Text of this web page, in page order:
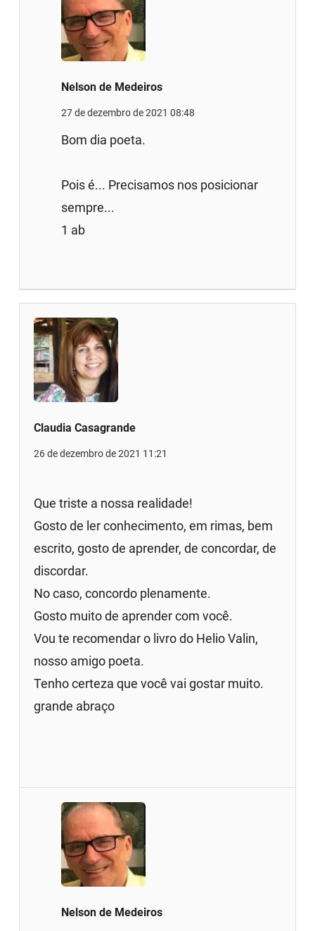
Nelson de Medeiros
27 de dezembro de 2021 08:48
Bom dia poeta.
Pois é... Precisamos nos posicionar
sempre...
1 ab
Claudia Casagrande
26 de dezembro de 2021 11:21
Que triste a nossa realidade!
Gosto de ler conhecimento, em rimas, bem
escrito, gosto de aprender, de concordar, de
discordar.
No caso, concordo plenamente.
Gosto muito de aprender com você.
Vou te recomendar o livro do Helio Valin,
nosso amigo poeta.
Tenho certeza que você vai gostar muito.
grande abraço
Nelson de Medeiros